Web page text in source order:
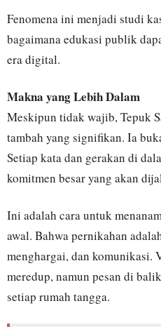
Fenomena ini menjadi studi
bagaimana edukasi publik
era digital.
Makna yang Lebih Dalam
Meskipun tidak wajib, Tepuk
tambah yang signifikan. Ia
Setiap kata dan gerakan di
komitmen besar yang akan
Ini adalah cara untuk
awal. Bahwa pernikahan
menghargai, dan komunikasi.
meredup, namun pesan di
setiap rumah tangga.